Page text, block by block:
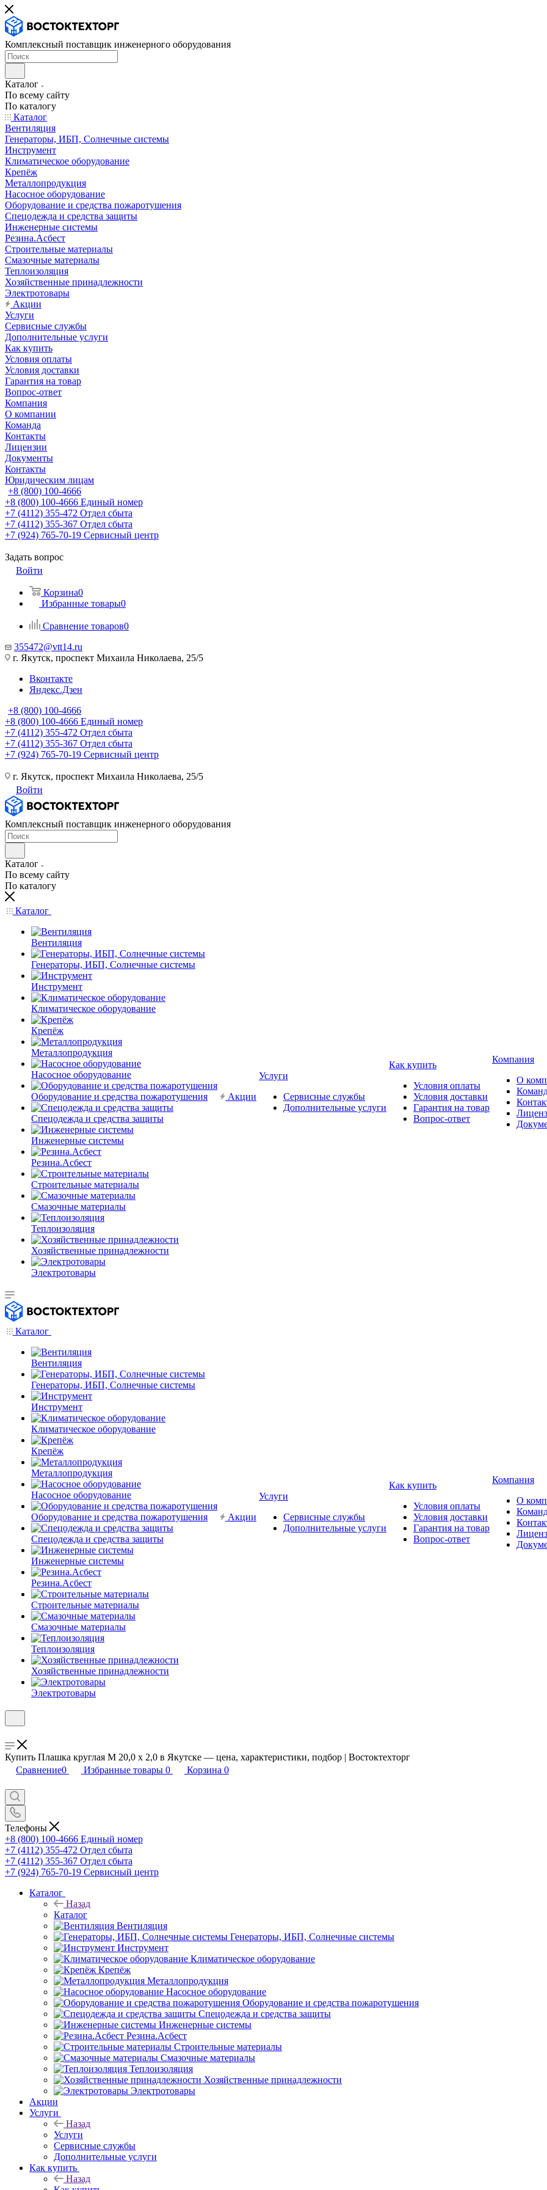
Комплексный поставщик инженерного оборудования
Каталог
По всему сайту
По каталогу
Каталог
Вентиляция
Генераторы, ИБП, Солнечные системы
Инструмент
Климатическое оборудование
Крепёж
Металлопродукция
Насосное оборудование
Оборудование и средства пожаротушения
Спецодежда и средства защиты
Инженерные системы
Резина.Асбест
Строительные материалы
Смазочные материалы
Теплоизоляция
Хозяйственные принадлежности
Электротовары
Акции
Услуги
Сервисные службы
Дополнительные услуги
Как купить
Условия оплаты
Условия доставки
Гарантия на товар
Вопрос-ответ
Компания
О компании
Команда
Контакты
Лицензии
Документы
Контакты
Юридическим лицам
+8 (800) 100-4666
+8 (800) 100-4666 Единый номер
+7 (4112) 355-472 Отдел сбыта
+7 (4112) 355-367 Отдел сбыта
+7 (924) 765-70-19 Сервисный центр
Задать вопрос
Войти
Корзина0
Избранные товары0
Сравнение товаров0
355472@vtt14.ru
г. Якутск, проспект Михаила Николаева, 25/5
Вконтакте
Яндекс.Дзен
+8 (800) 100-4666
+8 (800) 100-4666 Единый номер
+7 (4112) 355-472 Отдел сбыта
+7 (4112) 355-367 Отдел сбыта
+7 (924) 765-70-19 Сервисный центр
г. Якутск, проспект Михаила Николаева, 25/5
Войти
Комплексный поставщик инженерного оборудования
Каталог
По всему сайту
По каталогу
Каталог
Вентиляция
Генераторы, ИБП, Солнечные системы
Инструмент
Климатическое оборудование
Крепёж
Металлопродукция
Насосное оборудование
Оборудование и средства пожаротушения
Спецодежда и средства защиты
Инженерные системы
Резина.Асбест
Строительные материалы
Смазочные материалы
Теплоизоляция
Хозяйственные принадлежности
Электротовары
Акции
Услуги
Сервисные службы
Дополнительные услуги
Как купить
Условия оплаты
Условия доставки
Гарантия на товар
Вопрос-ответ
Компания
О
Каталог
Вентиляция
Генераторы, ИБП, Солнечные системы
Инструмент
Климатическое оборудование
Крепёж
Металлопродукция
Насосное оборудование
Оборудование и средства пожаротушения
Спецодежда и средства защиты
Инженерные системы
Резина.Асбест
Строительные материалы
Смазочные материалы
Теплоизоляция
Хозяйственные принадлежности
Электротовары
Акции
Услуги
Сервисные службы
Дополнительные услуги
Как купить
Условия оплаты
Условия доставки
Гарантия на товар
Вопрос-ответ
Компания
О
Купить Плашка круглая М 20,0 х 2,0 в Якутске — цена, характеристики, подбор | Востоктехторг
Сравнение0 Избранные товары 0 Корзина 0
Телефоны
+8 (800) 100-4666 Единый номер
+7 (4112) 355-472 Отдел сбыта
+7 (4112) 355-367 Отдел сбыта
+7 (924) 765-70-19 Сервисный центр
Каталог
Назад
Каталог
Вентиляция
Генераторы, ИБП, Солнечные системы
Инструмент
Климатическое оборудование
Крепёж
Металлопродукция
Насосное оборудование
Оборудование и средства пожаротушения
Спецодежда и средства защиты
Инженерные системы
Резина.Асбест
Строительные материалы
Смазочные материалы
Теплоизоляция
Хозяйственные принадлежности
Электротовары
Акции
Услуги
Назад
Услуги
Сервисные службы
Дополнительные услуги
Как купить
Назад